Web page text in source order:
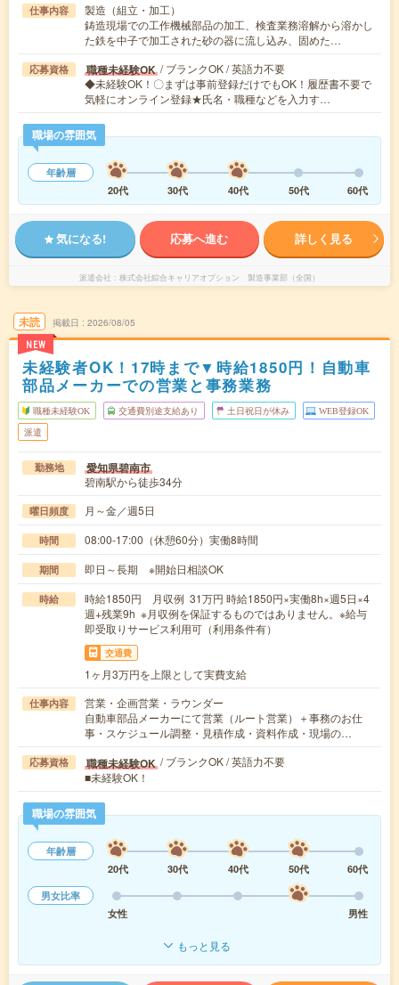
仕事内容
製造（組立・加工）
鋳造現場での工作機械部品の加工、検査業務溶解から溶かし
た鉄を中子で加工された砂の器に流し込み、固めた…
応募資格 職種未経験OK / ブランクOK / 英語力不要
◆未経験OK！〇まずは事前登録だけでもOK！履歴書不要で
気軽にオンライン登録★氏名・職種などを入力す…
職場の雰囲気
年齢層
20代
30代 40代 50代 60代
気になる! 応募へ進む 詳しく見る
派遣会社 株式会社綜合キャリアオプション 製造事業部（全国）
未読
NEW
掲載日 2026/08/05
未経験者OK！17時まで▼時給1850円！自動車
部品メーカーでの営業と事務業務
職種未経験OK 交通費別途支給あり 土日祝日が休み WEB登録OK
派遣
勤務地 愛知県碧南市
碧南駅から徒歩34分
曜日頻度 月～金／週5日
時間 08:00-17:00（休憩60分）実働8時間
期間 即日～長期 ※開始日相談OK
時給
時給1850円 月収例 31万円 時給1850円×実働8h×週5日×4
週+残業9h ※月収例を保証するものではありません。※給与
即受取りサービス利用可（利用条件有）
交通費
1ヶ月3万円を上限として実費支給
仕事内容
営業・企画営業・ラウンダー
自動車部品メーカーにて営業（ルート営業）＋事務のお仕
事・スケジュール調整・見積作成・資料作成・現場の…
応募資格 職種未経験OK / ブランクOK / 英語力不要
■未経験OK！
職場の雰囲気
年齢層
20代
30代 40代 50代
60代
男女比率
女性
男性
もっと見る